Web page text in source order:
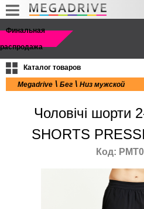
Финальная
распродажа
Каталог товаров
Megadrive \ Бег \ Низ мужской
Чоловічі шорти
SHORTS
Код: